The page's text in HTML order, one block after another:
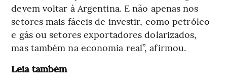
devem voltar à Argentina. E não apenas nos
setores mais fáceis de investir, como petróleo
e gás ou setores exportadores dolarizados,
mas também na economia real”, afirmou.
Leia também